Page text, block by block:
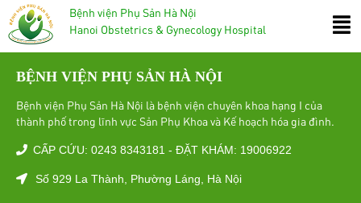
Bệnh viện Phụ Sản Hà Nội
Hanoi Obstetrics & Gynecology Hospital
BỆNH VIỆN PHỤ SẢN HÀ NỘI
Bệnh viện Phụ Sản Hà Nội là bệnh viện chuyên khoa hạng I của
thành phố trong lĩnh vực Sản Phụ Khoa và Kế hoạch hóa gia đình.
CẤP CỨU: 0243 8343181 - ĐẶT KHÁM: 19006922
Số 929 La Thành, Phường Láng, Hà Nội